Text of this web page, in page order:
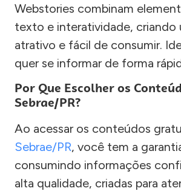
Webstories combinam
texto e interatividade, criando
atrativo e fácil de consumir.
quer se informar de forma
Por Que Escolher os
Sebrae/PR?
Ao acessar os conteúdos
Sebrae/PR, você tem a
consumindo informações
alta qualidade, criadas para